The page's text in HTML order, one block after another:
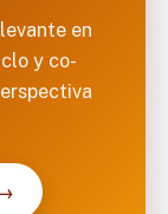
en
y co-